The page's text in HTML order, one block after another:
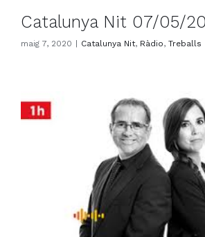
Catalunya Nit 07/05/
maig 7, 2020 Catalunya Nit, Ràdio, Treballs